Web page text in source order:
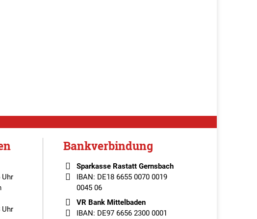
Uhr
Uhr
Bankverbindung
Sparkasse Rastatt Gernsbach
IBAN: DE18 6655 0070 0019
0045 06
VR Bank Mittelbaden
IBAN: DE97 6656 2300 0001